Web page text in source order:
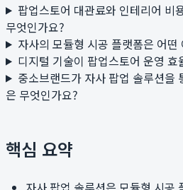
팝업스토어 대관료와 인테리어 비
무엇인가요?
자사의 모듈형 시공 플랫폼은 어떤
디지털 기술이 팝업스토어 운영
중소브랜드가 자사 팝업 솔루션을
은 무엇인가요?
핵심 요약